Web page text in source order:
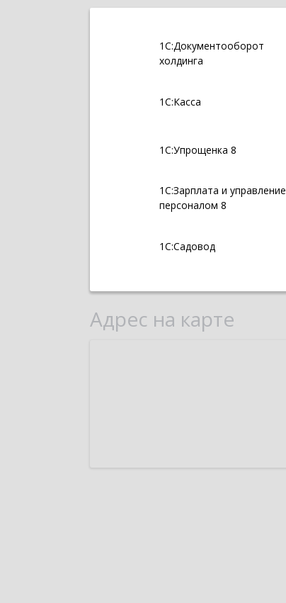
1С:Документооборот
холдинга
1С:Касса
1С:Упрощенка 8
1С:Зарплата и управление
персоналом 8
1С:Садовод
Адрес на карте